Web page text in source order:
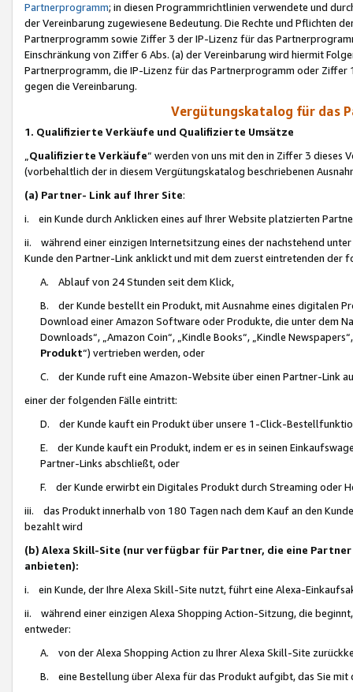
Partnerprogramm; in diesen Programmrichtlinien verwendete und
der Vereinbarung zugewiesene Bedeutung. Die Rechte und Pflichten
Partnerprogramm sowie Ziffer 3 der IP-Lizenz für das
Einschränkung von Ziffer 6 Abs. (a) der Vereinbarung wird hiermit
Partnerprogramm, die IP-Lizenz für das Partnerprogramm oder
gegen die Vereinbarung.
Vergütungskatalog für das
1. Qualifizierte Verkäufe und Qualifizierte Umsätze
Qualifizierte Verkäufe“ werden von uns mit den in Ziffer 3
(vorbehaltlich der in diesem Vergütungskatalog beschriebenen
(a) Partner- Link auf Ihrer Site:
i. ein Kunde durch Anklicken eines auf Ihrer Website platzierten
ii. während einer einzigen Internetsitzung eines der nachstehend
Kunde den Partner-Link anklickt und mit dem zuerst eintretenden der
A. Ablauf von 24 Stunden seit dem Klick,
B. der Kunde bestellt ein Produkt, mit Ausnahme eines digitalen
Download einer Amazon Software oder Produkte, die unter dem
Downloads“, „Amazon Coin“, „Kindle Books“, „Kindle
Produkt“) vertrieben werden, oder
C. der Kunde ruft eine Amazon-Website über einen Partner-Link
einer der folgenden Fälle eintritt:
D. der Kunde kauft ein Produkt über unsere 1-Click-
E. der Kunde kauft ein Produkt, indem er es in seinen
Partner-Links abschließt, oder
F. der Kunde erwirbt ein Digitales Produkt durch Streaming oder
iii. das Produkt innerhalb von 180 Tagen nach dem Kauf an den
bezahlt wird
(b) Alexa Skill-Site (nur verfügbar für Partner, die eine
anbieten):
i. ein Kunde, der Ihre Alexa Skill-Site nutzt, führt eine Alexa-
ii. während einer einzigen Alexa Shopping Action-Sitzung, die
entweder:
A. von der Alexa Shopping Action zu Ihrer Alexa Skill-Site
B. eine Bestellung über Alexa für das Produkt aufgibt, das Sie mit